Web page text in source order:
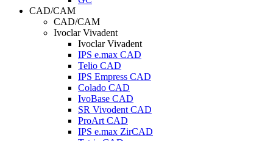
CAD/CAM
CAD/CAM
Ivoclar Vivadent
Ivoclar Vivadent
IPS e.max CAD
Telio CAD
IPS Empress CAD
Colado CAD
IvoBase CAD
SR Vivodent CAD
ProArt CAD
IPS e.max ZirCAD